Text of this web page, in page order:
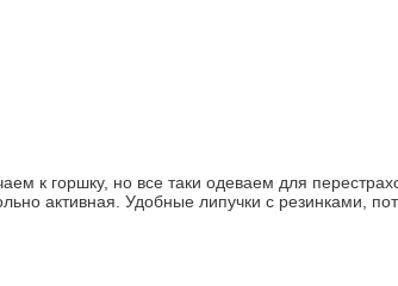
к горшку, но все таки одеваем для
активная. Удобные липучки с резинками,